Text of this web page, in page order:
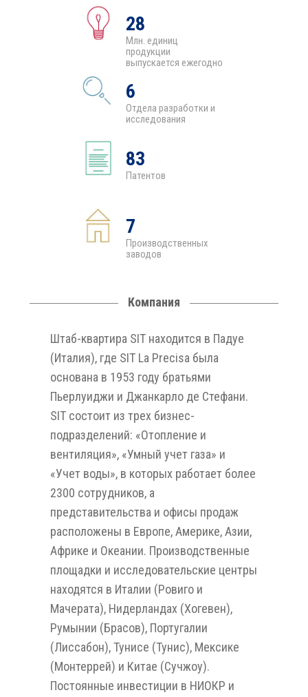
28
Млн. единиц
продукции
выпускается ежегодно
6
Отдела разработки и
исследования
83
Патентов
7
Производственных
заводов
Компания
Штаб-квартира SIT находится в Падуе
(Италия), где SIT La Precisa была
основана в 1953 году братьями
Пьерлуиджи и Джанкарло де Стефани.
SIT состоит из трех бизнес-
подразделений: «Отопление и
вентиляция», «Умный учет газа» и
«Учет воды», в которых работает более
2300 сотрудников, а
представительства и офисы продаж
расположены в Европе, Америке, Азии,
Африке и Океании. Производственные
площадки и исследовательские центры
находятся в Италии (Ровиго и
Мачерата), Нидерландах (Хогевен),
Румынии (Брасов), Португалии
(Лиссабон), Тунисе (Тунис), Мексике
(Монтеррей) и Китае (Сучжоу).
Постоянные инвестиции в НИОКР и